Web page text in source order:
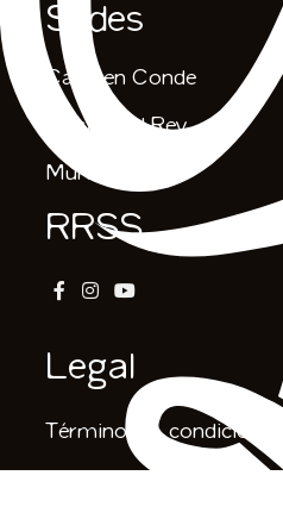
Sedes
Carmen Conde
Casas del Rey
Murcia
RRSS
Legal
Términos & condiciones